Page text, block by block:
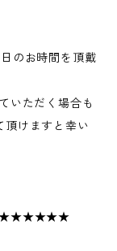
のお時間を頂戴
いただく場合も
頂けますと幸い